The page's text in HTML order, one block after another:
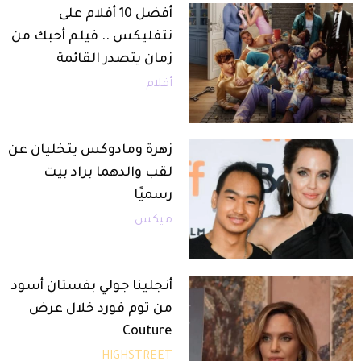
أفضل 10 أفلام على
نتفليكس .. فيلم أحبك من
زمان يتصدر القائمة
أفلام
زهرة ومادوكس يتخليان عن
لقب والدهما براد بيت
رسميًا
ميكس
أنجلينا جولي بفستان أسود
من توم فورد خلال عرض
Couture
HIGHSTREET